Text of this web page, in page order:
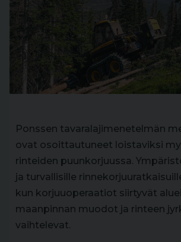
Ponssen tavaralajimenetelmän
ovat osoittautuneet loistaviksi
rinteiden puunkorjuussa.
ja turvallisille
kun korjuuoperaatiot siirtyvät
maanpinnan muodot ja rinteen
vaihtelevat.